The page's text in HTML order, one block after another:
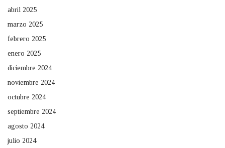
abril 2025
marzo 2025
febrero 2025
enero 2025
diciembre 2024
noviembre 2024
octubre 2024
septiembre 2024
agosto 2024
julio 2024